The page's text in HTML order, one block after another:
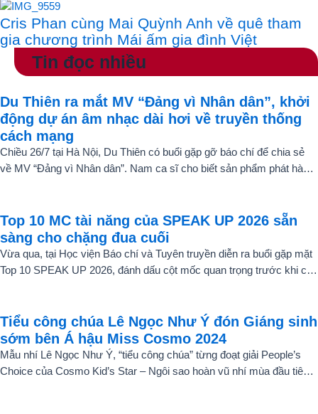
Cris Phan cùng Mai Quỳnh Anh về quê tham
gia chương trình Mái ấm gia đình Việt
Tin đọc nhiều
Du Thiên ra mắt MV “Đảng vì Nhân dân”, khởi
động dự án âm nhạc dài hơi về truyền thống
cách mạng
Chiều 26/7 tại Hà Nội, Du Thiên có buổi gặp gỡ báo chí để chia sẻ
về MV “Đảng vì Nhân dân”. Nam ca sĩ cho biết sản phẩm phát hành
ca khúc.
Top 10 MC tài năng của SPEAK UP 2026 sẵn
sàng cho chặng đua cuối
Vừa qua, tại Học viện Báo chí và Tuyên truyền diễn ra buổi gặp mặt
Top 10 SPEAK UP 2026, đánh dấu cột mốc quan trọng trước khi các
Tiểu công chúa Lê Ngọc Như Ý đón Giáng sinh
sớm bên Á hậu Miss Cosmo 2024
Mẫu nhí Lê Ngọc Như Ý, “tiểu công chúa” từng đoạt giải People’s
Choice của Cosmo Kid’s Star – Ngôi sao hoàn vũ nhí mùa đầu tiên